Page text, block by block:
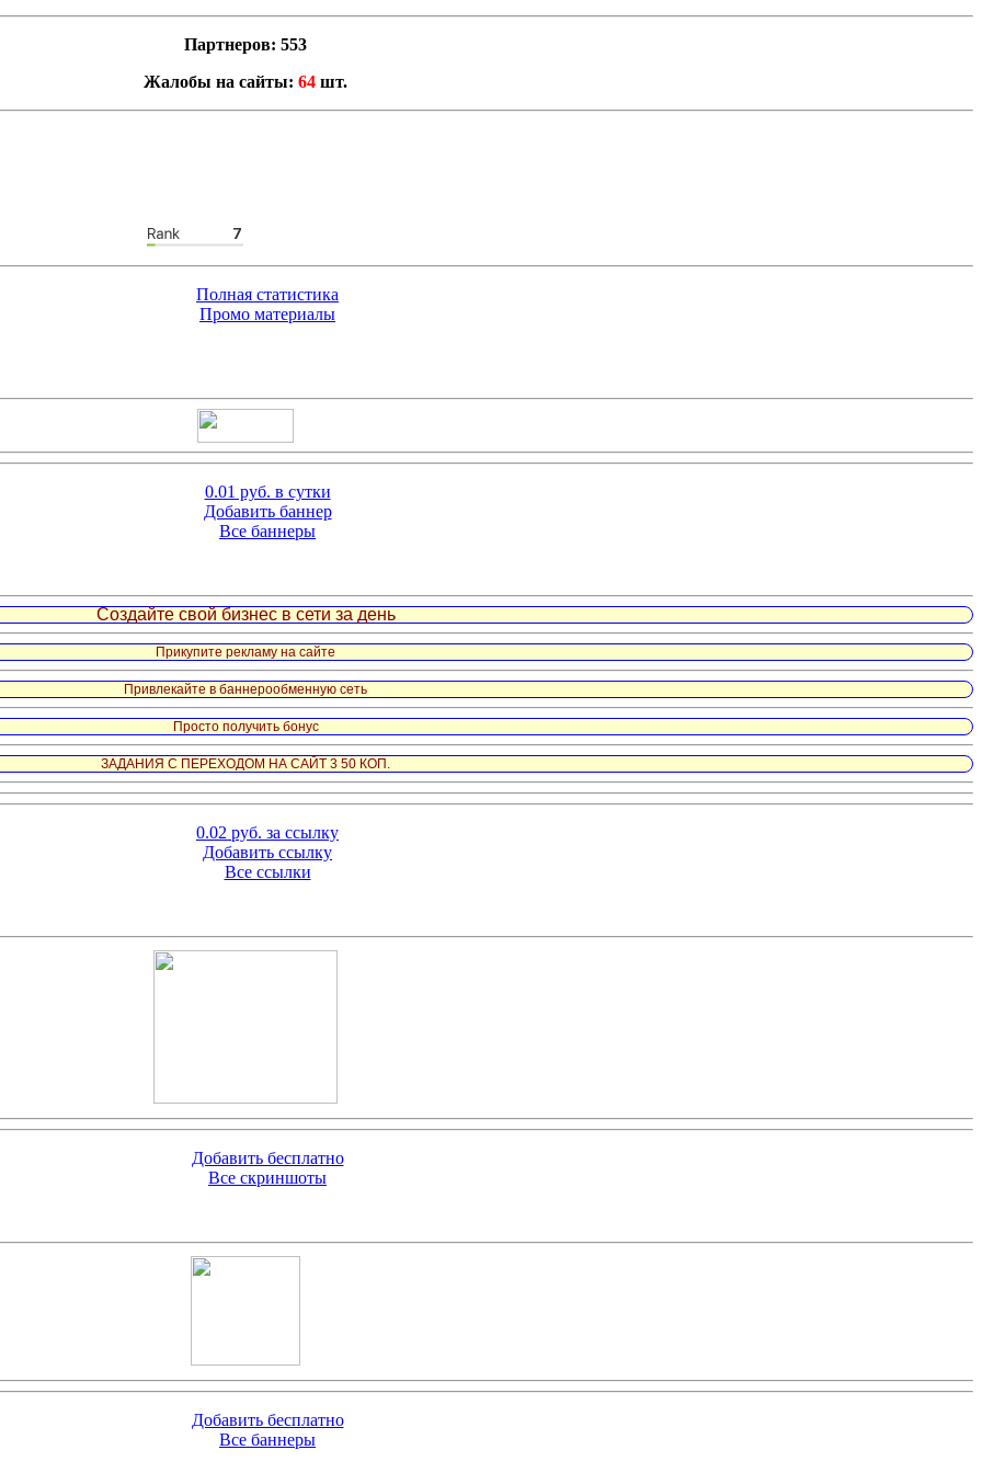
Партнеров: 553
Жалобы на сайты: 64 шт.
Полная статистика
Промо материалы
0.01 руб. в сутки
Добавить баннер
Все баннеры
Создайте свой бизнес в сети за день
Прикупите рекламу на сайте
Привлекайте в баннерообменную сеть
Просто получить бонус
ЗАДАНИЯ С ПЕРЕХОДОМ НА САЙТ 3 50 КОП.
0.02 руб. за ссылку
Добавить ссылку
Все ссылки
Добавить бесплатно
Все скриншоты
Добавить бесплатно
Все баннеры